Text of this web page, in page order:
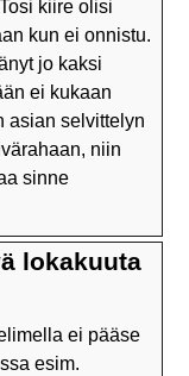
kiire olisi
kun ei onnistu.
jo kaksi
ei kukaan
asian selvittelyn
niin
sinne
lokakuuta
ei pääse
esim.